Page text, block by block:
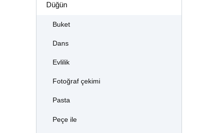
Düğün
Buket
Dans
Evlilik
Fotoğraf çekimi
Pasta
Peçe ile